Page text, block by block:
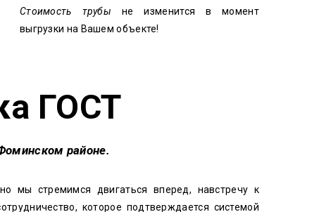
Стоимость трубы не изменится в момент
выгрузки на Вашем объекте!
ГОСТ
районе.
мы стремимся двигаться вперед, навстречу к
которое подтверждается системой